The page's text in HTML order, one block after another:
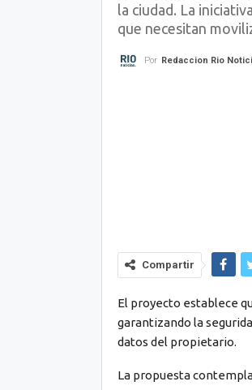
la ciudad. La
que necesitan
Por Redaccion Rio
Compartir
El proyecto establece
garantizando la
datos del propietario.
La propuesta